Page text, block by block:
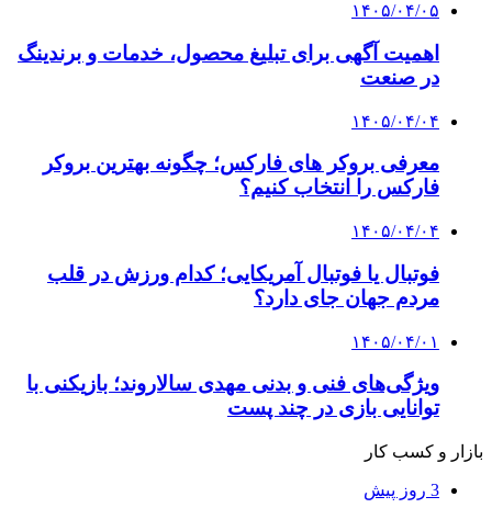
۱۴۰۵/۰۴/۰۵
اهمیت آگهی برای تبلیغ محصول، خدمات و برندینگ
در صنعت
۱۴۰۵/۰۴/۰۴
معرفی بروکر های فارکس؛ چگونه بهترین بروکر
فارکس را انتخاب کنیم؟
۱۴۰۵/۰۴/۰۴
فوتبال یا فوتبال آمریکایی؛ کدام ورزش در قلب
مردم جهان جای دارد؟
۱۴۰۵/۰۴/۰۱
ویژگی‌های فنی و بدنی مهدی سالاروند؛ بازیکنی با
توانایی بازی در چند پست
بازار و کسب کار
3 روز پیش